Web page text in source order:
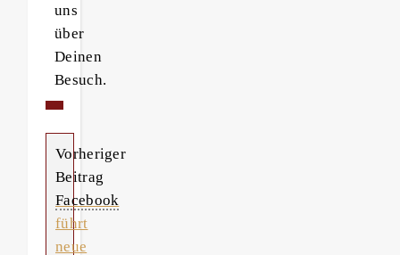
uns
über
Deinen
Besuch.
Vorheriger
Beitrag
Facebook
führt
neue